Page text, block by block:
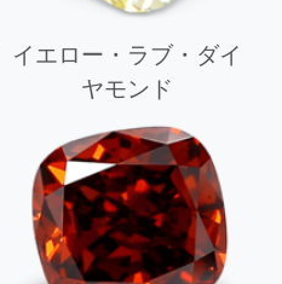
イエロー・ラブ・ダイ
ヤモンド